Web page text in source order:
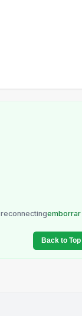
reconnectingemborrar
Back to Top